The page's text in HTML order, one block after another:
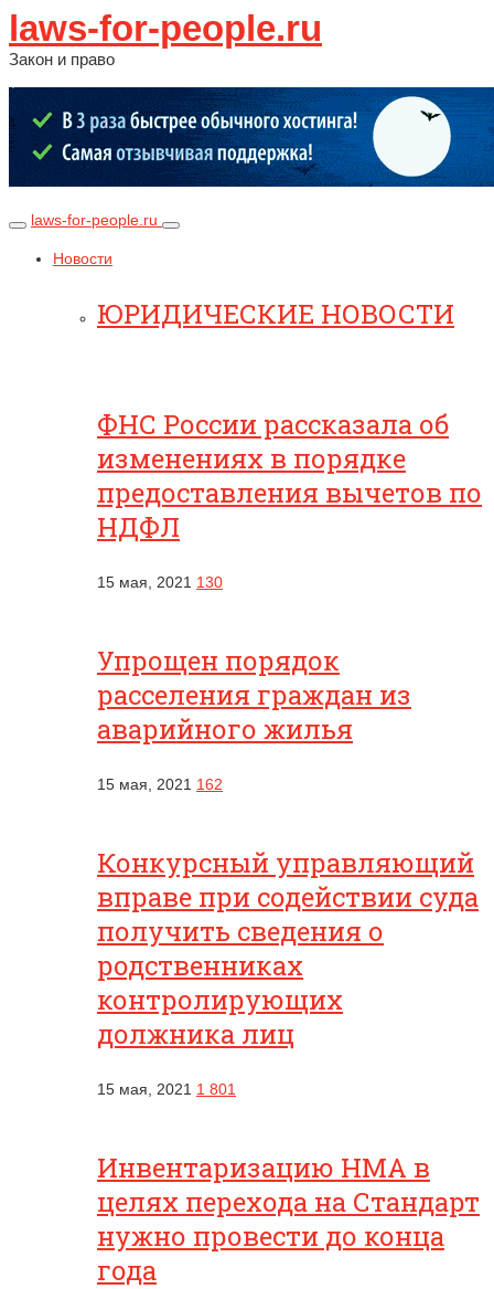
laws-for-people.ru
Закон и право
laws-for-people.ru
Новости
ЮРИДИЧЕСКИЕ НОВОСТИ
ФНС России рассказала об
изменениях в порядке
предоставления вычетов по
НДФЛ
15 мая, 2021 130
Упрощен порядок
расселения граждан из
аварийного жилья
15 мая, 2021 162
Конкурсный управляющий
вправе при содействии суда
получить сведения о
родственниках
контролирующих
должника лиц
15 мая, 2021 1 801
Инвентаризацию НМА в
целях перехода на Стандарт
нужно провести до конца
года